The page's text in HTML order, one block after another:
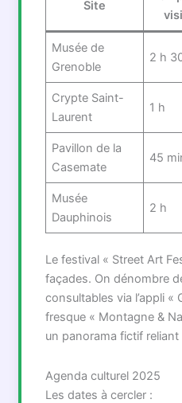
Site
Musée de
Grenoble
2 h
Crypte Saint-
Laurent
1 h
Pavillon de la
Casemate
45
Musée
Dauphinois
2 h
Le festival « Street Art
façades. On dénombre
consultables via l’appli «
fresque « Montagne &
un panorama fictif
Agenda culturel 2025
Les dates à cercler :